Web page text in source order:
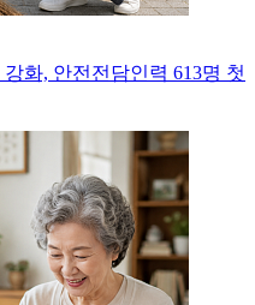
화, 안전전담인력 613명 첫